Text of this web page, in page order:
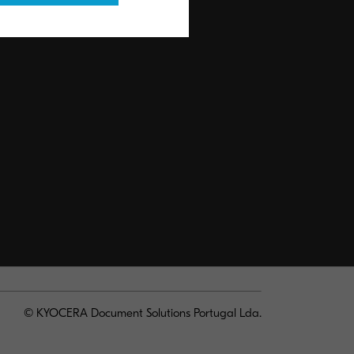
© KYOCERA Document Solutions Portugal Lda.